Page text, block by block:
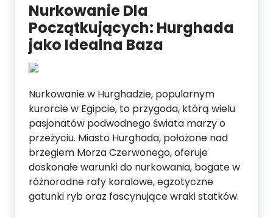
Nurkowanie Dla
Początkujących: Hurghada
jako Idealna Baza
Nurkowanie w Hurghadzie, popularnym
kurorcie w Egipcie, to przygoda, którą wielu
pasjonatów podwodnego świata marzy o
przeżyciu. Miasto Hurghada, położone nad
brzegiem Morza Czerwonego, oferuje
doskonałe warunki do nurkowania, bogate w
różnorodne rafy koralowe, egzotyczne
gatunki ryb oraz fascynujące wraki statków.